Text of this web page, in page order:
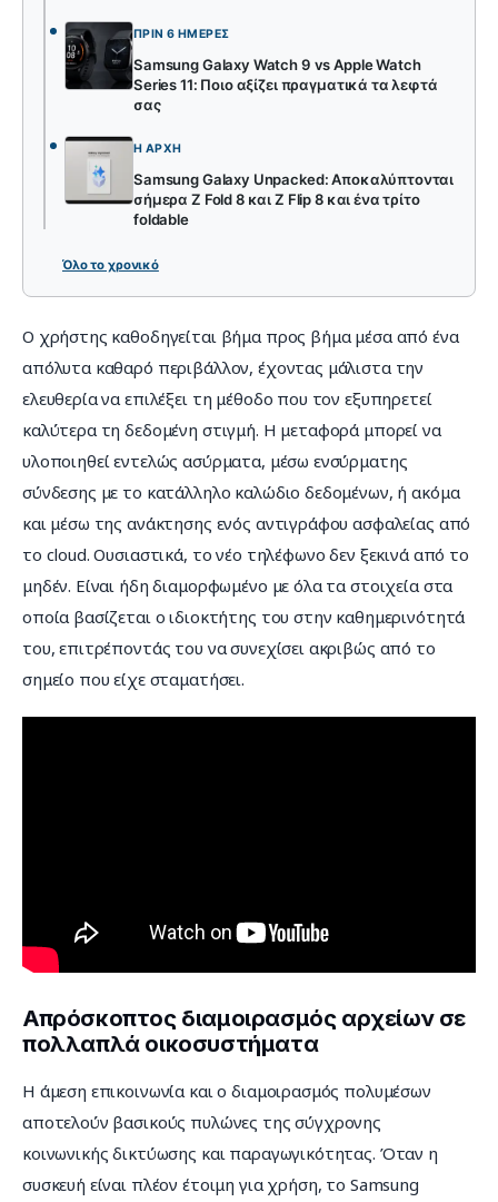
ΠΡΙΝ 6 ΗΜΈΡΕΣ
Samsung Galaxy Watch 9 vs Apple Watch
Series 11: Ποιο αξίζει πραγματικά τα λεφτά
σας
Η ΑΡΧΉ
Samsung Galaxy Unpacked: Αποκαλύπτονται
σήμερα Z Fold 8 και Z Flip 8 και ένα τρίτο
foldable
Όλο το χρονικό
Ο χρήστης καθοδηγείται βήμα προς βήμα μέσα από ένα
απόλυτα καθαρό περιβάλλον, έχοντας μάλιστα την
ελευθερία να επιλέξει τη μέθοδο που τον εξυπηρετεί
καλύτερα τη δεδομένη στιγμή. Η μεταφορά μπορεί να
υλοποιηθεί εντελώς ασύρματα, μέσω ενσύρματης
σύνδεσης με το κατάλληλο καλώδιο δεδομένων, ή ακόμα
και μέσω της ανάκτησης ενός αντιγράφου ασφαλείας από
το cloud. Ουσιαστικά, το νέο τηλέφωνο δεν ξεκινά από το
μηδέν. Είναι ήδη διαμορφωμένο με όλα τα στοιχεία στα
οποία βασίζεται ο ιδιοκτήτης του στην καθημερινότητά
του, επιτρέποντάς του να συνεχίσει ακριβώς από το
σημείο που είχε σταματήσει.
Απρόσκοπτος διαμοιρασμός αρχείων σε
πολλαπλά οικοσυστήματα
Η άμεση επικοινωνία και ο διαμοιρασμός πολυμέσων
αποτελούν βασικούς πυλώνες της σύγχρονης
κοινωνικής δικτύωσης και παραγωγικότητας. Όταν η
συσκευή είναι πλέον έτοιμη για χρήση, το Samsung